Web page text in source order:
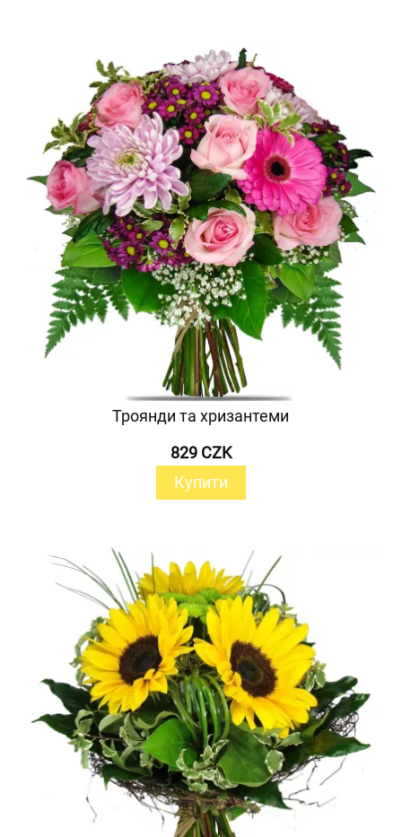
Троянди та хризантеми
829 CZK
Купити